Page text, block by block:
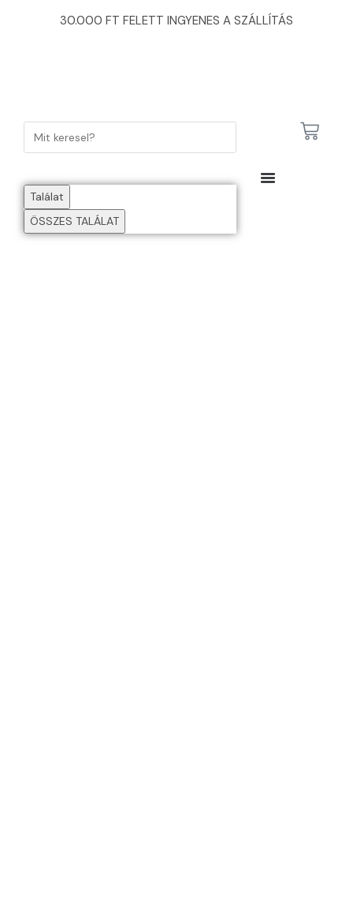
30.000 FT FELETT INGYENES A SZÁLLÍTÁS
Találat
ÖSSZES TALÁLAT